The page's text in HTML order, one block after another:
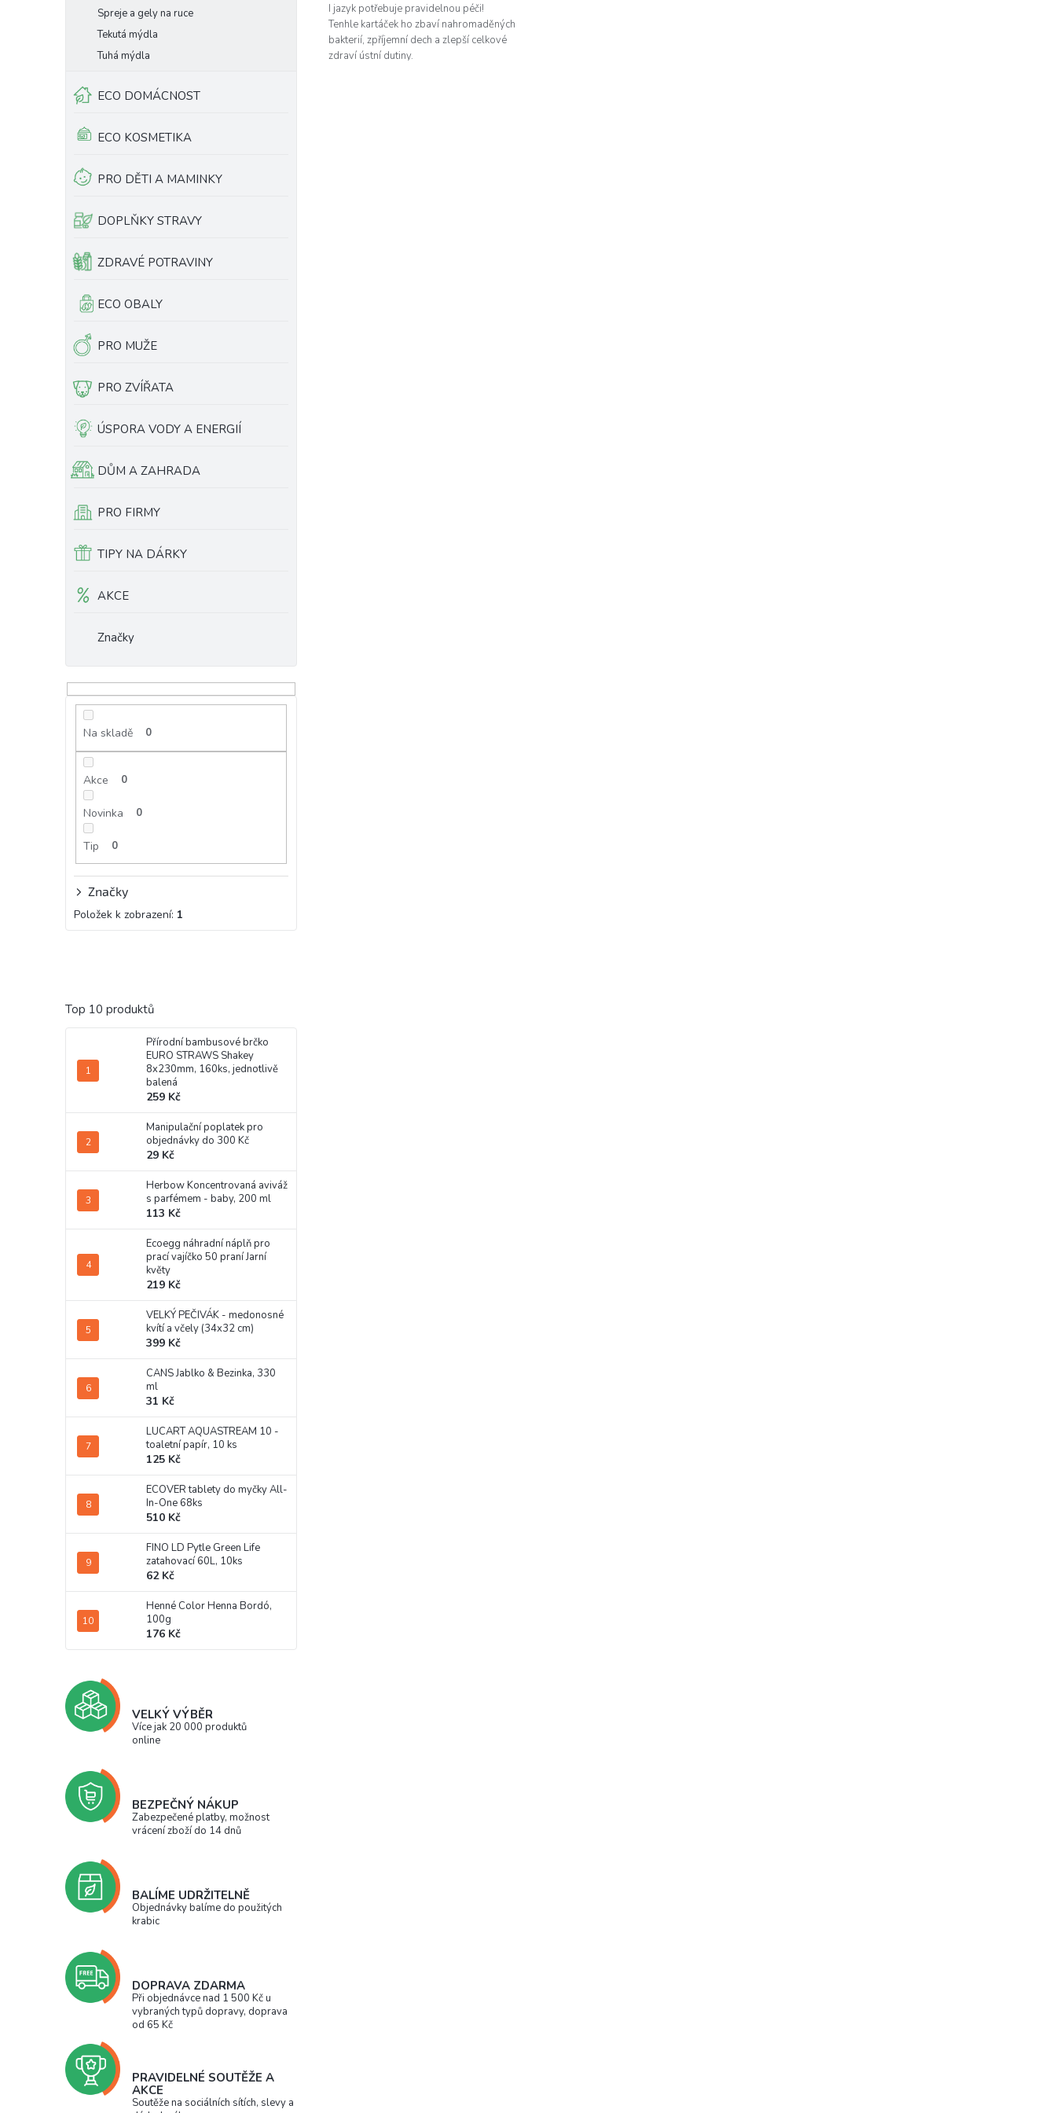
Spreje a gely na ruce
Tekutá mýdla
Tuhá mýdla
ECO DOMÁCNOST
ECO KOSMETIKA
PRO DĚTI A MAMINKY
DOPLŇKY STRAVY
ZDRAVÉ POTRAVINY
ECO OBALY
PRO MUŽE
PRO ZVÍŘATA
ÚSPORA VODY A ENERGIÍ
DŮM A ZAHRADA
PRO FIRMY
TIPY NA DÁRKY
AKCE
Značky
Na skladě 0
Akce 0
Novinka 0
Tip 0
Značky
Položek k zobrazení: 1
Top 10 produktů
Přírodní bambusové brčko
EURO STRAWS Shakey
8x230mm, 160ks, jednotlivě
balená
259 Kč
Manipulační poplatek pro
objednávky do 300 Kč
29 Kč
Herbow Koncentrovaná aviváž
s parfémem - baby, 200 ml
113 Kč
Ecoegg náhradní náplň pro
prací vajíčko 50 praní Jarní
květy
219 Kč
VELKÝ PEČIVÁK - medonosné
kvítí a včely (34x32 cm)
399 Kč
CANS Jablko & Bezinka, 330
ml
31 Kč
LUCART AQUASTREAM 10 -
toaletní papír, 10 ks
125 Kč
ECOVER tablety do myčky All-
In-One 68ks
510 Kč
FINO LD Pytle Green Life
zatahovací 60L, 10ks
62 Kč
Henné Color Henna Bordó,
100g
176 Kč
VELKÝ VÝBĚR
Více jak 20 000 produktů
online
BEZPEČNÝ NÁKUP
Zabezpečené platby, možnost
vrácení zboží do 14 dnů
BALÍME UDRŽITELNĚ
Objednávky balíme do použitých
krabic
DOPRAVA ZDARMA
Při objednávce nad 1 500 Kč u
vybraných typů dopravy, doprava
od 65 Kč
PRAVIDELNÉ SOUTĚŽE A
AKCE
Soutěže na sociálních sítích, slevy a
I jazyk potřebuje pravidelnou péči!
Tenhle kartáček ho zbaví nahromaděných
bakterií, zpříjemní dech a zlepší celkové
zdraví ústní dutiny.